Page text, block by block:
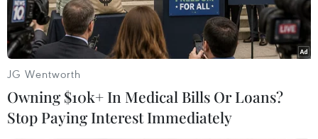
hình mới.
JG Wentworth
Owning $10k+ In Medical Bills Or Loans?
Stop Paying Interest Immediately